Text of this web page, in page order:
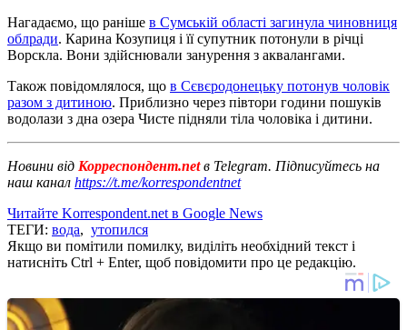
Нагадаємо, що раніше в Сумській області загинула чиновниця
облради. Карина Козупиця і її супутник потонули в річці
Ворскла. Вони здійснювали занурення з аквалангами.
Також повідомлялося, що в Сєвєродонецьку потонув чоловік
разом з дитиною. Приблизно через півтори години пошуків
водолази з дна озера Чисте підняли тіла чоловіка і дитини.
Новини від Корреспондент.netв Telegram. Підписуйтесь на
наш канал https://t.me/korrespondentnet
Читайте Korrespondent.net в Google News
ТЕГИ: вода, утопился
Якщо ви помітили помилку, виділіть необхідний текст і
натисніть Ctrl + Enter, щоб повідомити про це редакцію.